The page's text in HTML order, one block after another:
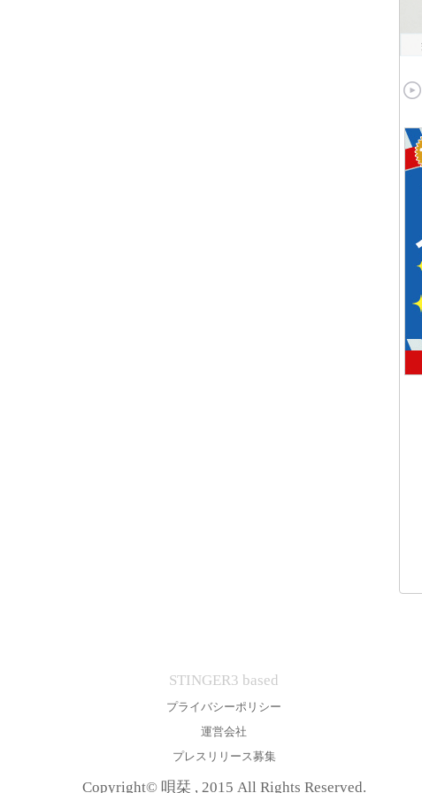
STINGER3 based
プライバシーポリシー
運営会社
プレスリリース募集
Copyright© 唄栞 , 2015 All Rights Reserved.